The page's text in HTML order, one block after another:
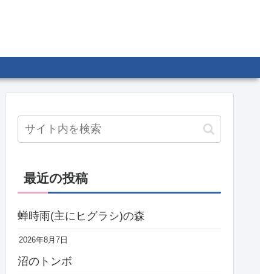
最近の投稿
蝉時雨(主にヒグラシ)の森
2026年8月7日
沼のトンボ